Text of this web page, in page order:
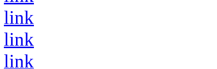
link
link
link